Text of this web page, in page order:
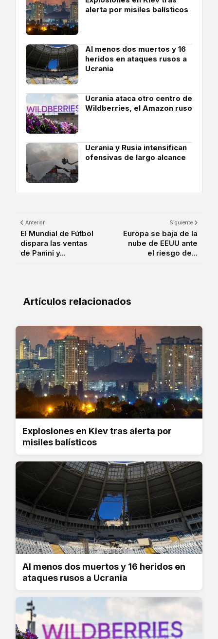
alerta por misiles balísticos
Al menos dos muertos y 16
heridos en ataques rusos a
Ucrania
Ucrania ataca otro centro de
Wildberries, el Amazon ruso
Ucrania y Rusia intensifican
ofensivas de largo alcance
Anterior
El Mundial de Fútbol
dispara las ventas
de Panini y...
Siguiente
Europa se baja de la
nube de EEUU ante
el riesgo de...
Artículos relacionados
Explosiones en Kiev tras alerta por
misiles balísticos
Al menos dos muertos y 16 heridos en
ataques rusos a Ucrania